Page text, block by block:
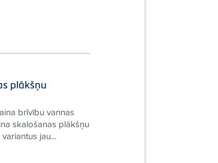
plākšņu
brīvību vannas
skalošanas plākšņu
jau...